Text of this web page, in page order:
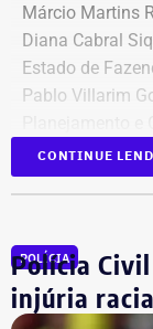
Márcio Martins
Diana Cabral
Estado de
Pablo Villarim
Alisson José
do
CONTINUE
POLÍCIA
Polícia
injúria